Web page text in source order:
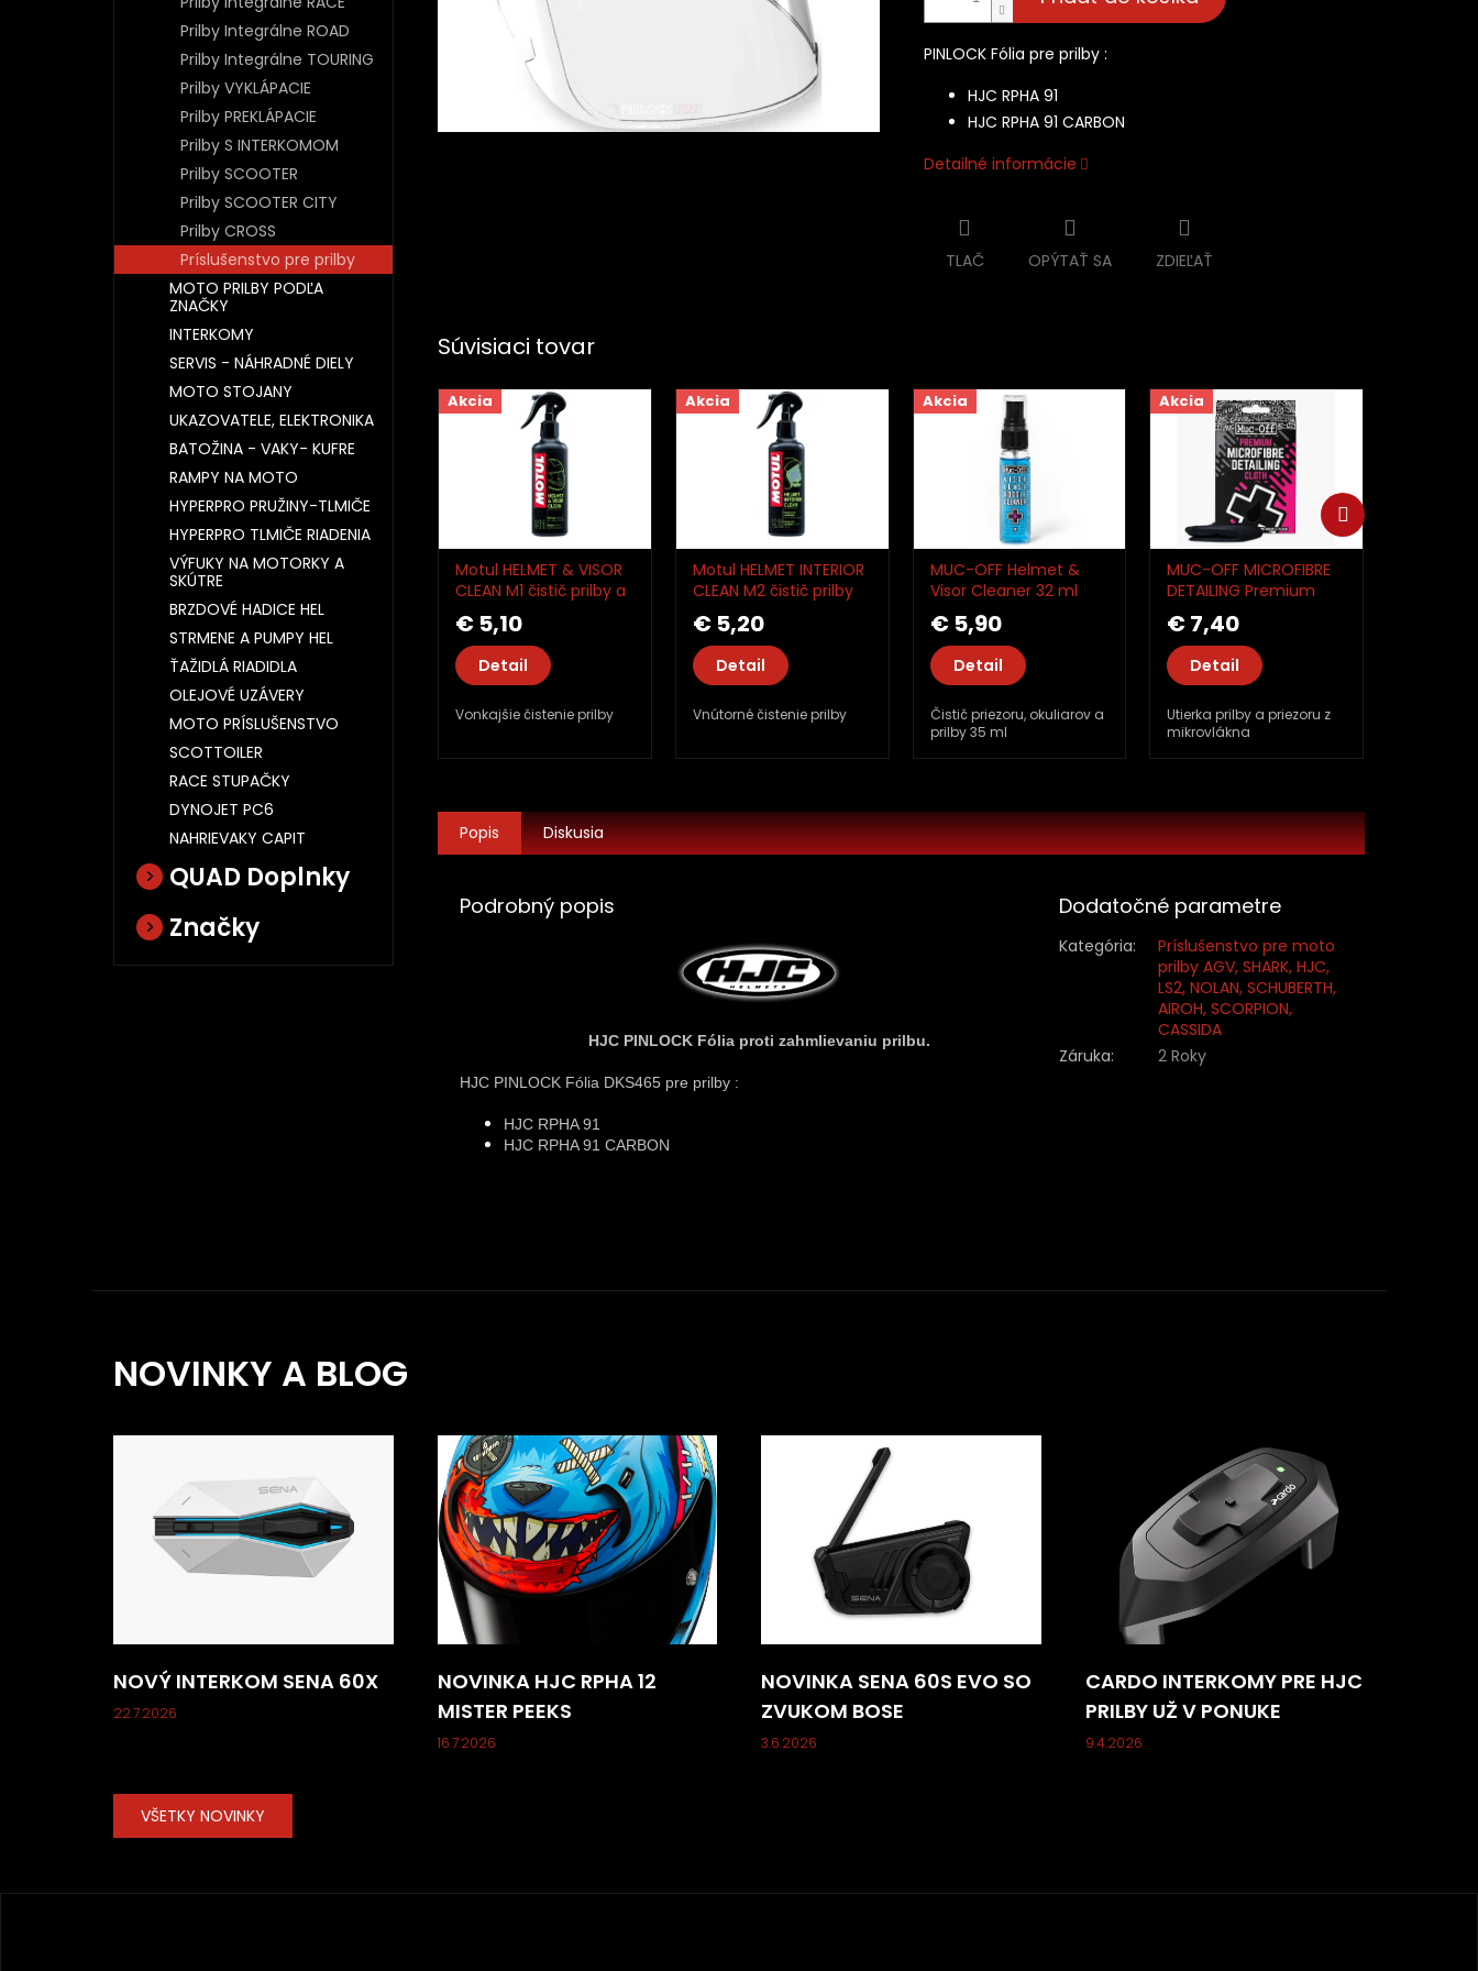
Prilby Integrálne ROAD
Prilby Integrálne TOURING
Prilby VYKLÁPACIE
Prilby PREKLÁPACIE
Prilby S INTERKOMOM
Prilby SCOOTER
Prilby SCOOTER CITY
Prilby CROSS
Príslušenstvo pre prilby
MOTO PRILBY PODĽA
ZNAČKY
INTERKOMY
SERVIS - NÁHRADNÉ DIELY
MOTO STOJANY
UKAZOVATELE, ELEKTRONIKA
BATOŽINA - VAKY- KUFRE
RAMPY NA MOTO
HYPERPRO PRUŽINY-TLMIČE
HYPERPRO TLMIČE RIADENIA
VÝFUKY NA MOTORKY A
SKÚTRE
BRZDOVÉ HADICE HEL
STRMENE A PUMPY HEL
ŤAŽIDLÁ RIADIDLA
OLEJOVÉ UZÁVERY
MOTO PRÍSLUŠENSTVO
SCOTTOILER
RACE STUPAČKY
DYNOJET PC6
NAHRIEVAKY CAPIT
QUAD Doplnky
Značky
PINLOCK Fólia pre prilby :
HJC RPHA 91
HJC RPHA 91 CARBON
Detailné informácie
TLAČ OPÝTAŤ SA ZDIEĽAŤ
Súvisiaci tovar
Akcia
Motul HELMET & VISOR
CLEAN M1 čistič prilby a
priezoru 250ml
€ 5,10
Detail
Vonkajšie čistenie prilby
Akcia
Motul HELMET INTERIOR
CLEAN M2 čistič prilby
vnútorný 250ml
€ 5,20
Detail
Vnútorné čistenie prilby
Akcia
MUC-OFF Helmet &
Visor Cleaner 32 ml
Čistič priezoru,
okuliarov a prilby
MO212
€ 5,90
Detail
Čistič priezoru, okuliarov a
prilby 35 ml
Akcia
MUC-OFF MICROFIBRE
DETAILING Premium
black Utierka na prilbu
a priezoru z
mikrovlákna MO20344
€ 7,40
Detail
Utierka prilby a priezoru z
mikrovlákna
Ďalší
produkt
Popis Diskusia
Podrobný popis
HJC PINLOCK Fólia proti zahmlievaniu prilbu.
HJC PINLOCK Fólia DKS465 pre prilby :
HJC RPHA 91
HJC RPHA 91 CARBON
Dodatočné parametre
Kategória:
Príslušenstvo pre moto
prilby AGV, SHARK, HJC,
LS2, NOLAN, SCHUBERTH,
AIROH, SCORPION,
CASSIDA
Záruka: 2 Roky
NOVINKY A BLOG
NOVÝ INTERKOM SENA 60X
22.7.2026
NOVINKA HJC RPHA 12
MISTER PEEKS
16.7.2026
NOVINKA SENA 60S EVO SO
ZVUKOM BOSE
3.6.2026
CARDO INTERKOMY PRE HJC
PRILBY UŽ V PONUKE
9.4.2026
VŠETKY NOVINKY